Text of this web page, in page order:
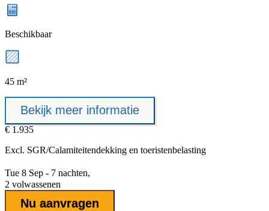
Beschikbaar
45 m²
Bekijk meer informatie
€ 1.935
Excl. SGR/Calamiteitendekking en toeristenbelasting
Tue 8 Sep - 7 nachten,
2 volwassenen
Nu aanvragen